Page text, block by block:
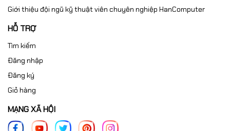
Giới thiệu đội ngũ kỹ thuật viên chuyên nghiệp HanComputer
HỖ TRỢ
Tìm kiếm
Đăng nhập
Đăng ký
Giỏ hàng
MẠNG XÃ HỘI